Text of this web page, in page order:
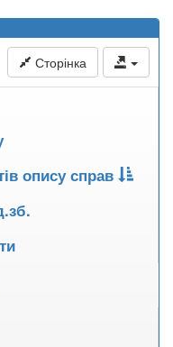
Сторінка
опису справ